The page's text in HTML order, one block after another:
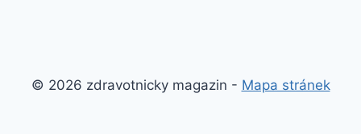
© 2026 zdravotnicky magazin - Mapa stránek